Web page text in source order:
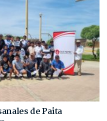
de Paita